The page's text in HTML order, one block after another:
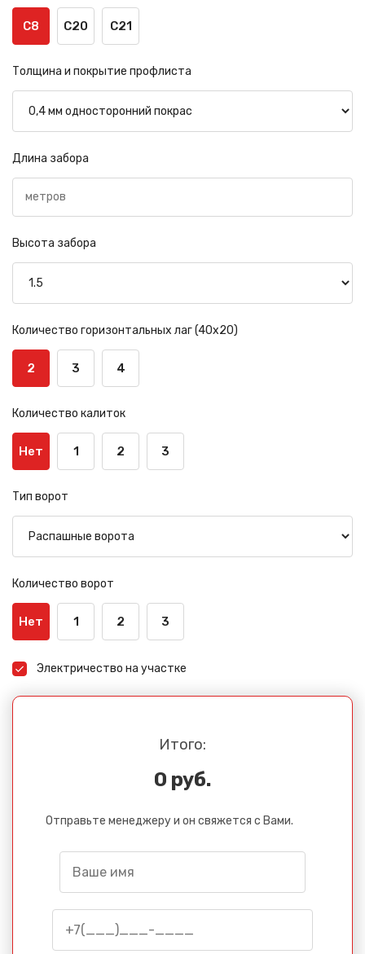
С8 С20 С21
Толщина и покрытие профлиста
Длина забора
Высота забора
Количество горизонтальных лаг (40х20)
2 3 4
Количество калиток
Нет 1 2 3
Тип ворот
Количество ворот
Нет 1 2 3
Электричество на участке
Итого:
0 руб.
Отправьте менеджеру и он свяжется с Вами.